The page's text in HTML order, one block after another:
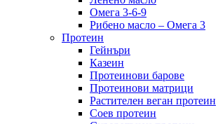
Омега 3-6-9
Рибено масло – Омега 3
Протеин
Гейнъри
Казеин
Протеинови барове
Протеинови матрици
Растителен веган протеин
Соев протеин